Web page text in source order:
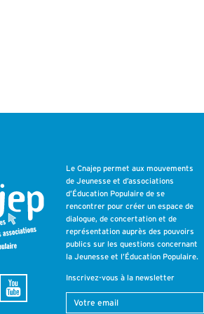
Le Cnajep permet aux mouvements
de Jeunesse et d’associations
d’Éducation Populaire de se
rencontrer pour créer un espace de
dialogue, de concertation et de
représentation auprès des pouvoirs
publics sur les questions concernant
la Jeunesse et l’Éducation Populaire.
Inscrivez-vous à la newsletter